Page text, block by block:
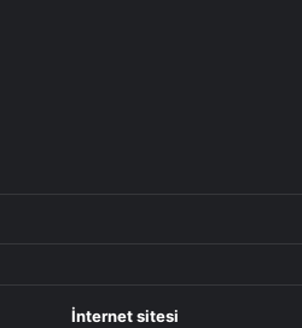
İnternet sitesi